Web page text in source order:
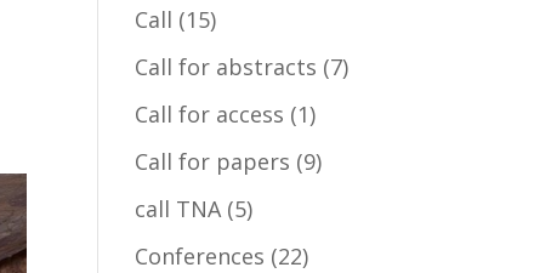
Call (15)
Call for abstracts (7)
Call for access (1)
Call for papers (9)
call TNA(5)
Conferences (22)